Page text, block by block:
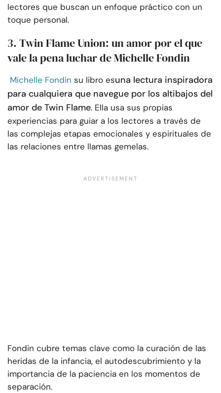
lectores que buscan un enfoque práctico con un
toque personal.
3. Twin Flame Union: un amor por el que
vale la pena luchar de Michelle Fondin
Michelle Fondin su libro esuna lectura inspiradora
para cualquiera que navegue por los altibajos del
amor de Twin Flame. Ella usa sus propias
experiencias para guiar a los lectores a través de
las complejas etapas emocionales y espirituales de
las relaciones entre llamas gemelas.
Fondin cubre temas clave como la curación de las
heridas de la infancia, el autodescubrimiento y la
importancia de la paciencia en los momentos de
separación.